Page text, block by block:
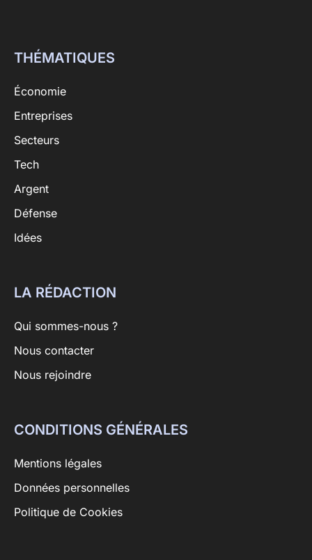
THÉMATIQUES
Économie
Entreprises
Secteurs
Tech
Argent
Défense
Idées
LA RÉDACTION
Qui sommes-nous ?
Nous contacter
Nous rejoindre
CONDITIONS GÉNÉRALES
Mentions légales
Données personnelles
Politique de Cookies